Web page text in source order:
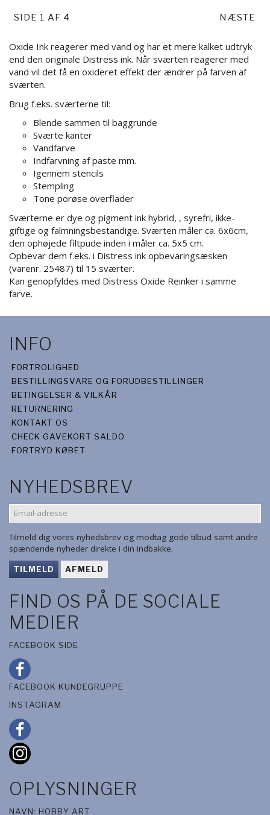
SIDE 1 AF 4 NÆSTE
Oxide Ink reagerer med vand og har et mere kalket udtryk
end den originale Distress ink. Når sværten reagerer med
vand vil det få en oxideret effekt der ændrer på farven af
sværten.
Brug f.eks. sværterne til:
Blende sammen til baggrunde
Sværte kanter
Vandfarve
Indfarvning af paste mm.
Igennem stencils
Stempling
Tone porøse overflader
Sværterne er dye og pigment ink hybrid, , syrefri, ikke-
giftige og falmningsbestandige. Sværten måler ca. 6x6cm,
den ophøjede filtpude inden i måler ca. 5x5 cm.
Opbevar dem f.eks. i Distress ink opbevaringsæsken
(varenr. 25487) til 15 sværter.
Kan genopfyldes med Distress Oxide Reinker i samme
farve.
INFO
FORTROLIGHED
BESTILLINGSVARE OG FORUDBESTILLINGER
BETINGELSER & VILKÅR
RETURNERING
KONTAKT OS
CHECK GAVEKORT SALDO
FORTRYD KØBET
NYHEDSBREV
EMAIL-
ADRESSE
Tilmeld dig vores nyhedsbrev og modtag gode tilbud samt andre
spændende nyheder direkte i din indbakke.
TILMELD AFMELD
FIND OS PÅ DE SOCIALE
MEDIER
FACEBOOK SIDE
FACEBOOK KUNDEGRUPPE
INSTAGRAM
OPLYSNINGER
NAVN: HOBBY ART